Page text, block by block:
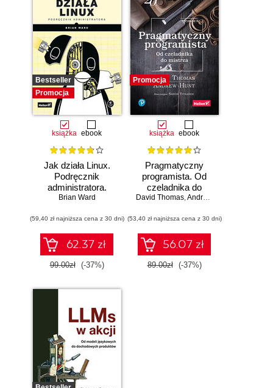
Bestseller
Promocja
książka ebook
Jak działa Linux.
Podręcznik
administratora.
Wydanie III
Brian Ward
(59,40 zł najniższa cena z 30 dni)
62.37 zł
99.00zł (-37%)
Promocja
książka ebook
Pragmatyczny
programista. Od
czeladnika do
mistrza. Wydanie II
David Thomas,Andrew Hunt
(53,40 zł najniższa cena z 30 dni)
56.07 zł
89.00zł (-37%)